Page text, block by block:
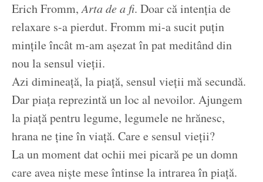
Erich Fromm,Arta de a fi. Doar că intenția de
relaxare s-a pierdut. Fromm mi-a sucit puțin
mințile încât m-am așezat în pat meditând din
nou la sensul vieții.
Azi dimineață, la piață, sensul vieții mă secundă.
Dar piața reprezintă un loc al nevoilor. Ajungem
la piață pentru legume, legumele ne hrănesc,
hrana ne ține în viață. Care e sensul vieții?
La un moment dat ochii mei picară pe un domn
care avea niște mese întinse la intrarea în piață.